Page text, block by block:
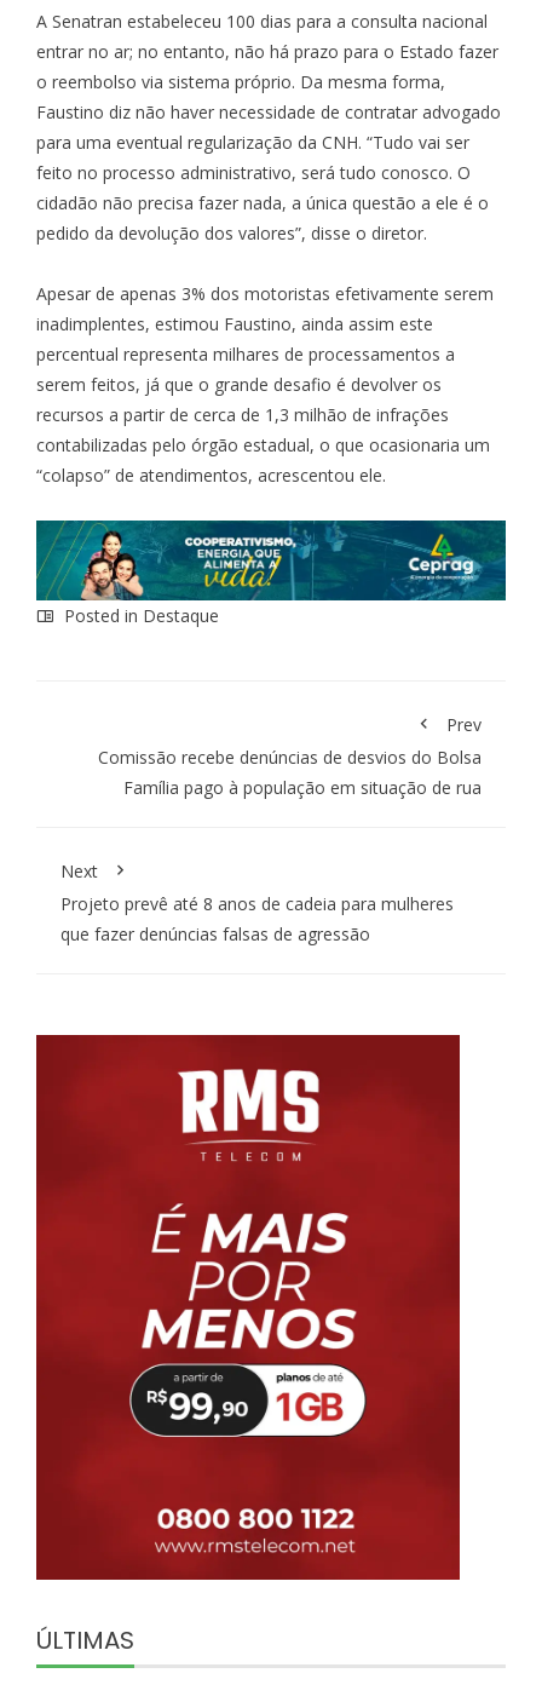
A Senatran estabeleceu 100 dias para a consulta nacional
entrar no ar; no entanto, não há prazo para o Estado fazer
o reembolso via sistema próprio. Da mesma forma,
Faustino diz não haver necessidade de contratar advogado
para uma eventual regularização da CNH. “Tudo vai ser
feito no processo administrativo, será tudo conosco. O
cidadão não precisa fazer nada, a única questão a ele é o
pedido da devolução dos valores”, disse o diretor.
Apesar de apenas 3% dos motoristas efetivamente serem
inadimplentes, estimou Faustino, ainda assim este
percentual representa milhares de processamentos a
serem feitos, já que o grande desafio é devolver os
recursos a partir de cerca de 1,3 milhão de infrações
contabilizadas pelo órgão estadual, o que ocasionaria um
“colapso” de atendimentos, acrescentou ele.
Posted in Destaque
Prev
Comissão recebe denúncias de desvios do Bolsa
Família pago à população em situação de rua
Next
Projeto prevê até 8 anos de cadeia para mulheres
que fazer denúncias falsas de agressão
ÚLTIMAS